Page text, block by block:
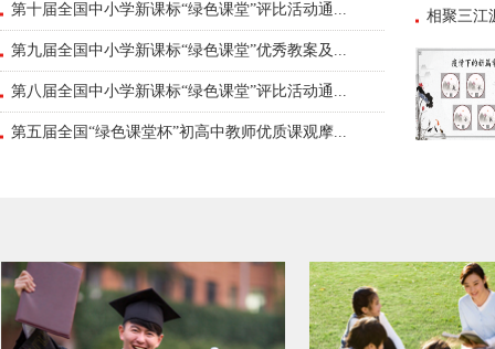
第十届全国中小学新课标“绿色课堂”评比活动通...
第九届全国中小学新课标“绿色课堂”优秀教案及...
第八届全国中小学新课标“绿色课堂”评比活动通...
第五届全国“绿色课堂杯”初高中教师优质课观摩...
相聚三江